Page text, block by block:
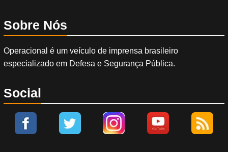
Social
É expressamente proíbida a reprodução total ou parcial do conteúdo deste site,
sendo os infratores indiciados com base na Lei nº 9.610 de 19/02/1998